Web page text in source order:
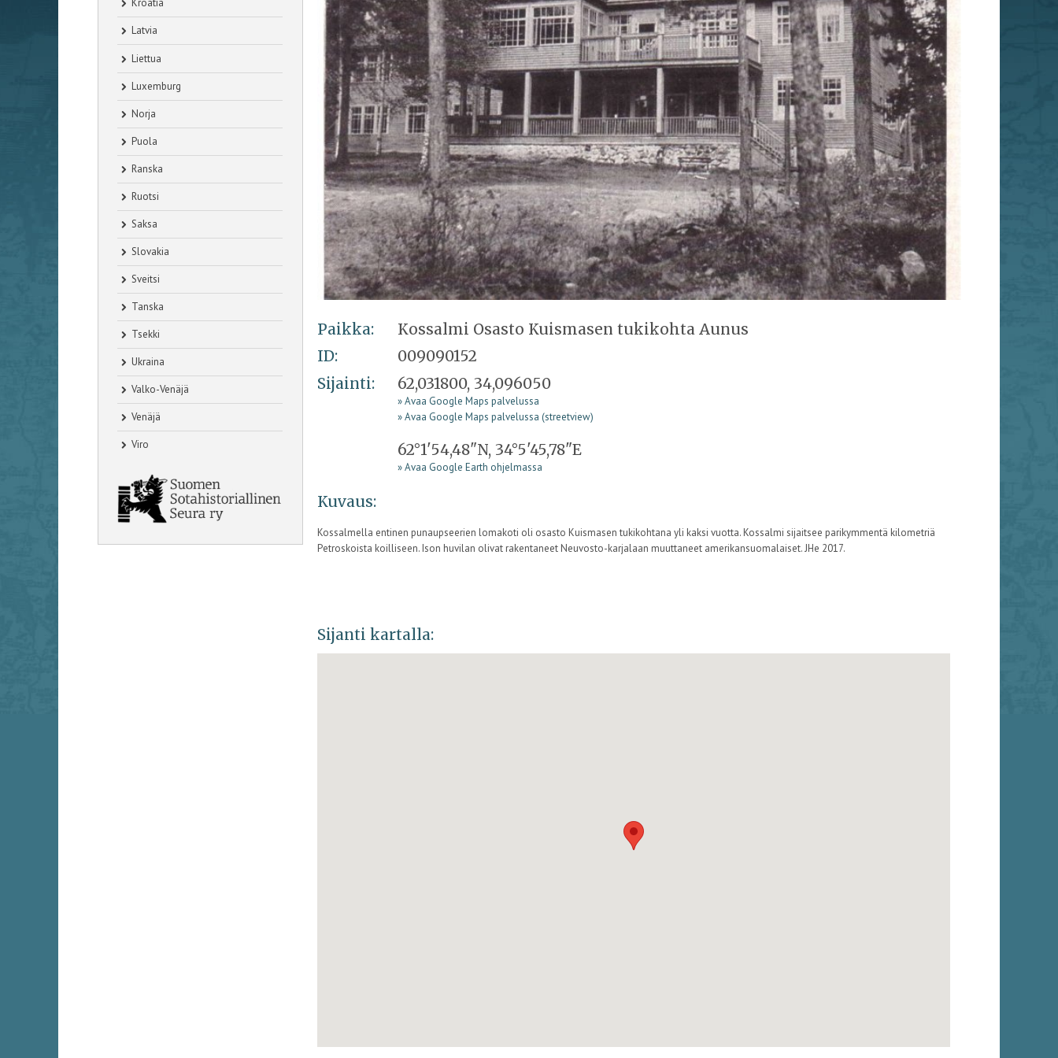
Kroatia
Latvia
Liettua
Luxemburg
Norja
Puola
Ranska
Ruotsi
Saksa
Slovakia
Sveitsi
Tanska
Tsekki
Ukraina
Valko-Venäjä
Venäjä
Viro
Paikka:
Kossalmi Osasto Kuismasen tukikohta Aunus
ID:
009090152
Sijainti:
62,031800, 34,096050
» Avaa Google Maps palvelussa
» Avaa Google Maps palvelussa (streetview)
62°1'54,48"N, 34°5'45,78"E
» Avaa Google Earth ohjelmassa
Kuvaus:
Kossalmella entinen punaupseerien lomakoti oli osasto Kuismasen tukikohtana yli kaksi vuotta. Kossalmi sijaitsee parikymmentä kilometriä
Petroskoista koilliseen. Ison huvilan olivat rakentaneet Neuvosto-karjalaan muuttaneet amerikansuomalaiset. JHe 2017.
Sijanti kartalla: